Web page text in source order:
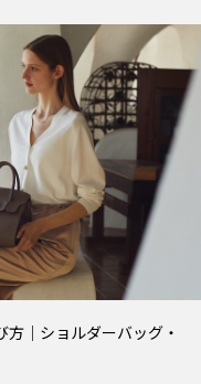
｜ショルダーバッグ・